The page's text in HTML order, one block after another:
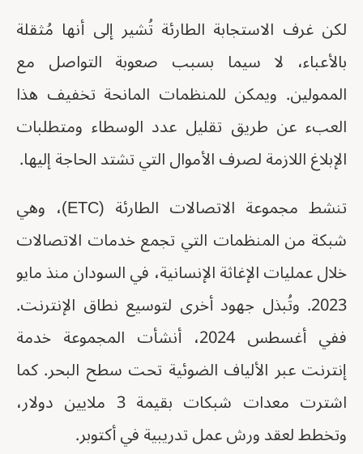
لكن غرف الاستجابة الطارئة تُشير إلى أنها مُثقلة
بالأعباء، لا سيما بسبب صعوبة التواصل مع
الممولين. ويمكن للمنظمات المانحة تخفيف هذا
العبء عن طريق تقليل عدد الوسطاء ومتطلبات
الإبلاغ اللازمة لصرف الأموال التي تشتد الحاجة إليها.
تنشط مجموعة الاتصالات الطارئة (ETC)، وهي
شبكة من المنظمات التي تجمع خدمات الاتصالات
خلال عمليات الإغاثة الإنسانية، في السودان منذ مايو
2023. وتُبذل جهود أخرى لتوسيع نطاق الإنترنت.
ففي أغسطس 2024، أنشأت المجموعة خدمة
إنترنت عبر الألياف الضوئية تحت سطح البحر. كما
اشترت معدات شبكات بقيمة 3 ملايين دولار،
وتخطط لعقد ورش عمل تدريبية في أكتوبر.